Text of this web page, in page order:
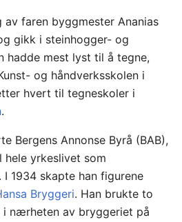
faren byggmester Ananias
gikk i steinhogger- og
hadde mest lyst til å tegne,
og håndverksskolen i
hvert til tegneskoler i
.
Bergens Annonse Byrå (BAB),
yrkeslivet som
1934 skapte han figurene
Bryggeri. Han brukte to
i nærheten av bryggeriet på